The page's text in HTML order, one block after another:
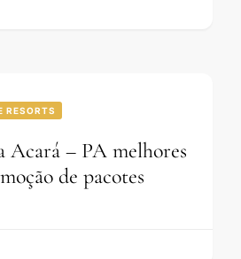
RESORTS
Acará – PA melhores
de pacotes